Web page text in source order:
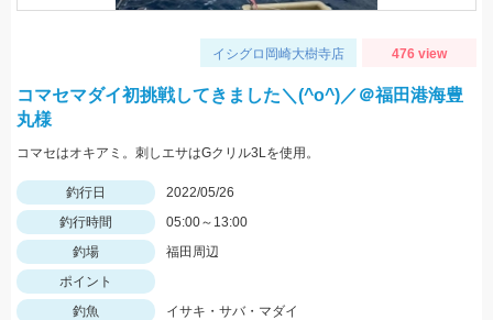
イシグロ岡崎大樹寺店 476 view
コマセマダイ初挑戦してきました＼(^o^)／＠福田港海豊
丸様
コマセはオキアミ。刺しエサはGクリル3Lを使用。
釣行日
2022/05/26
釣行時間
05:00～13:00
釣場
福田周辺
ポイント
釣魚
イサキ・サバ・マダイ